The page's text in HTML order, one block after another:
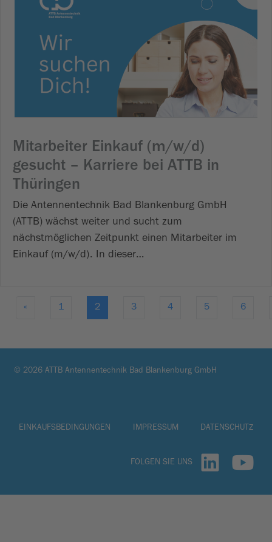
Mitarbeiter Einkauf (m/w/d)
gesucht – Karriere bei ATTB in
Thüringen
Die Antennentechnik Bad Blankenburg GmbH
(ATTB) wächst weiter und sucht zum
nächstmöglichen Zeitpunkt einen Mitarbeiter im
Einkauf (m/w/d). In dieser…
« 1 2 3 4 5 6
© 2026 ATTB Antennentechnik Bad Blankenburg GmbH
EINKAUFSBEDINGUNGEN IMPRESSUM DATENSCHUTZ
FOLGEN SIE UNS